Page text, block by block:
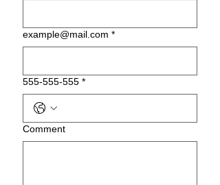
example@mail.com *
555-555-555 *
Сomment